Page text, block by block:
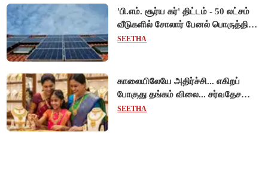
'பி.எம். சூர்ய கர்' திட்டம் - 50 லட்சம்
வீடுகளில் சோலார் பேனல் பொருத்தி
மத்திய அரசு சாதனை!
SEETHA
காலையிலேயே அதிர்ச்சி... எகிறப்
போகுது தங்கம் விலை... சர்வதேச
சந்தையில் $192 உயர்வு - இந்திய
SEETHA